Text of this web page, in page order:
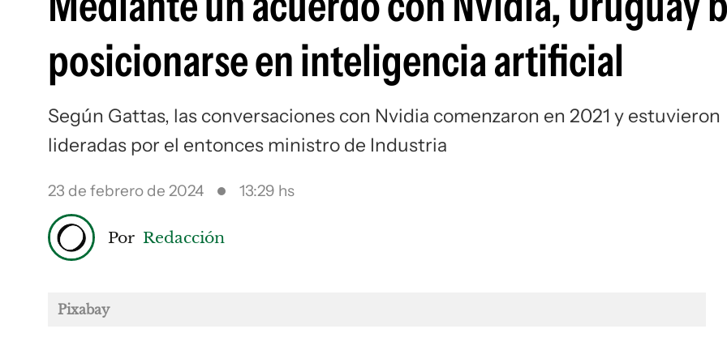
posicionarse en inteligencia artificial
Según Gattas, las conversaciones con Nvidia comenzaron en 2021 y estuvieron
lideradas por el entonces ministro de Industria
23 de febrero de 2024 13:29 hs
Por Redacción
Pixabay